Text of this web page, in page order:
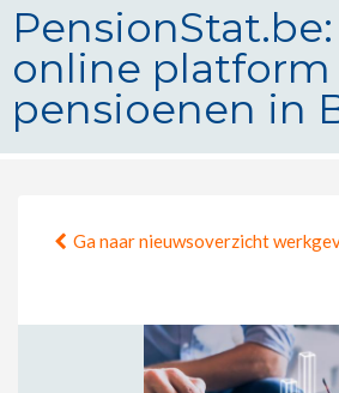
online platform
pensioenen in
Ga naar nieuwsoverzicht